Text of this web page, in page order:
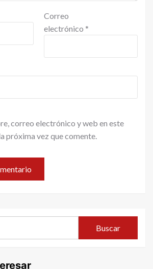
Correo
electrónico *
correo electrónico y web en este
próxima vez que comente.